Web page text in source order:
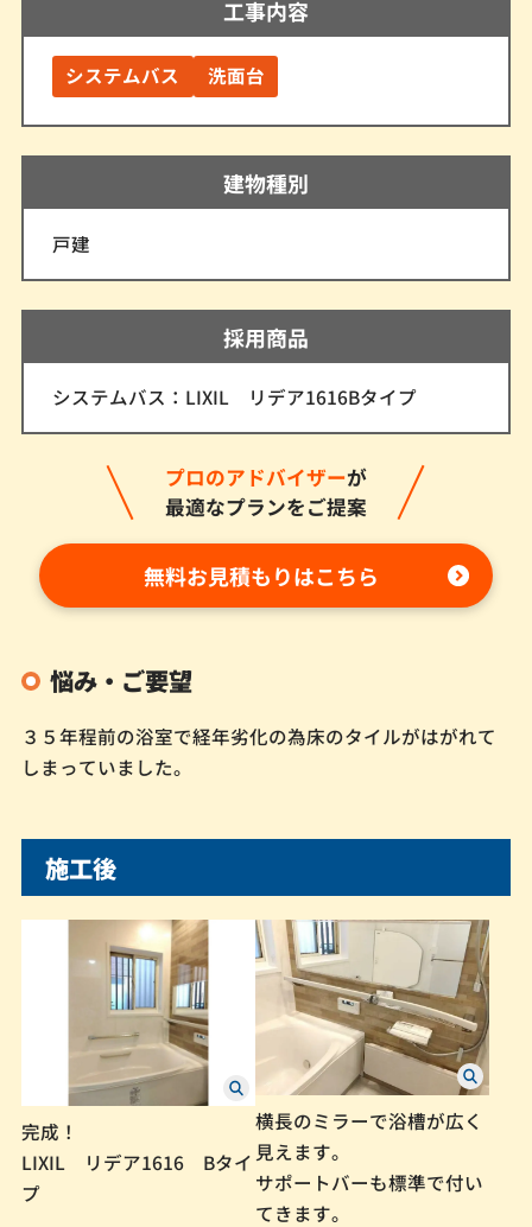
工事内容
システムバス 洗面台
建物種別
戸建
採用商品
システムバス：LIXIL リデア1616Bタイプ
プロのアドバイザーが
最適なプランをご提案
無料お見積もりはこちら
悩み・ご要望
３５年程前の浴室で経年劣化の為床のタイルがはがれて
しまっていました。
施工後
完成！
LIXIL リデア1616 Bタイ
プ
横長のミラーで浴槽が広く
見えます。
サポートバーも標準で付い
てきます。